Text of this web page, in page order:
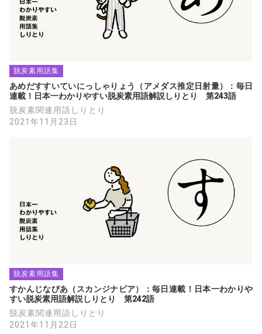
脱炭素用語集
あめだすすいていにっしゃりょう（アメダス推定日射量）：毎日
連載！日本一わかりやすい脱炭素用語解説しりとり　第243語
脱炭素関連用語しりとり
2021年11月23日
脱炭素用語集
すかんじなびあ（スカンジナビア）：毎日連載！日本一わかりや
すい脱炭素用語解説しりとり　第242語
脱炭素関連用語しりとり
2021年11月22日